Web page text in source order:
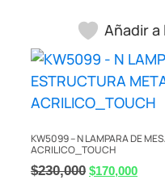
Añadir
KW5099 – N LAMPARA DE
ACRILICO_TOUCH
$230,000 $170,000